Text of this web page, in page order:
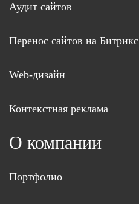
Аудит сайтов
Перенос сайтов на Битрикс
Web-дизайн
Контекстная реклама
О компании
Портфолио